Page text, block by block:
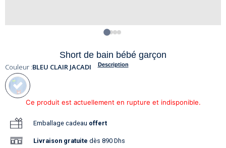
Short de bain bébé garçon
Description
Couleur :BLEU CLAIR JACADI
Ce produit est actuellement en rupture et indisponible.
Emballage cadeau offert
Livraison gratuite dès 890 Dhs